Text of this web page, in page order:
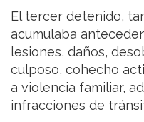
El tercer detenido,
acumulaba
lesiones, daños,
culposo, cohecho
a violencia familiar,
infracciones de